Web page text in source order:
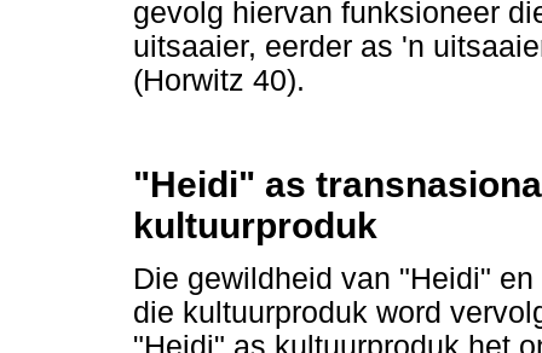
gevolg hiervan funksioneer
uitsaaier, eerder as 'n
(Horwitz 40).
"Heidi" as
kultuurproduk
Die gewildheid van "Heidi"
die kultuurproduk word